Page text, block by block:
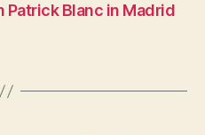
Patrick Blanc in Madrid